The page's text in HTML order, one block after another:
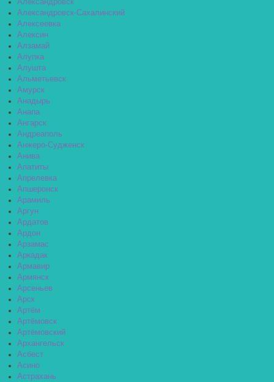
Александровск
Александровск-Сахалинский
Алексеевка
Алексин
Алзамай
Алупка
Алушта
Альметьевск
Амурск
Анадырь
Анапа
Ангарск
Андреаполь
Анжеро-Судженск
Анива
Апатиты
Апрелевка
Апшеронск
Арамиль
Аргун
Ардатов
Ардон
Арзамас
Аркадак
Армавир
Армянск
Арсеньев
Арск
Артём
Артёмовск
Артёмовский
Архангельск
Асбест
Асино
Астрахань